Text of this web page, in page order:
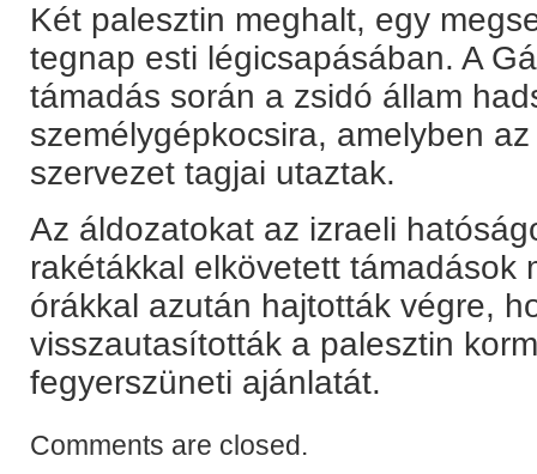
Két palesztin meghalt, egy
tegnap esti légicsapásában. A
támadás során a zsidó állam
személygépkocsira, amelyben
szervezet tagjai utaztak.
Az áldozatokat az izraeli
rakétákkal elkövetett támadások
órákkal azután hajtották végre,
visszautasították a palesztin
fegyerszüneti ajánlatát.
Comments are closed.